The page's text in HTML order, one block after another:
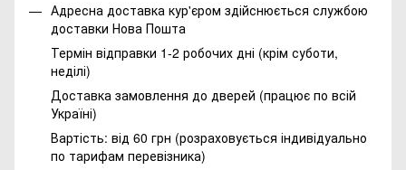
Адресна доставка кур'єром здійснюється службою
доставки Нова Пошта
Термін відправки 1-2 робочих дні (крім суботи,
неділі)
Доставка замовлення до дверей (працює по всій
Україні)
Вартість: від 60 грн (розраховується індивідуально
по тарифам перевізника)